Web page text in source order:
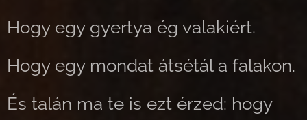
Hogy egy gyertya ég valakiért.
Hogy egy mondat átsétál a falakon.
És talán ma te is ezt érzed: hogy